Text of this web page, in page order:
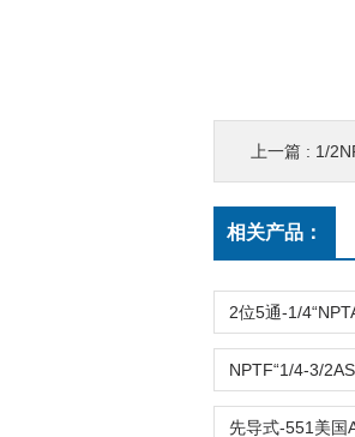
上一篇 : 1/
相关产品：